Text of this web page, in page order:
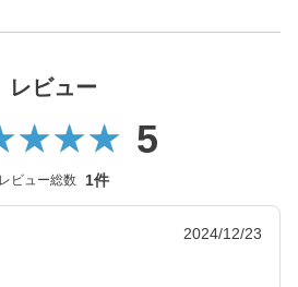
ーライトバリア）／TORIC（トーリッ
人美的サイズ”の、大きすぎず小さすぎ
採用することで ナチュラルでありなが
す。
から10周年を迎えるにあたり、新イメ
た。
レビュー
5
レビュー総数 1件
2024/12/23